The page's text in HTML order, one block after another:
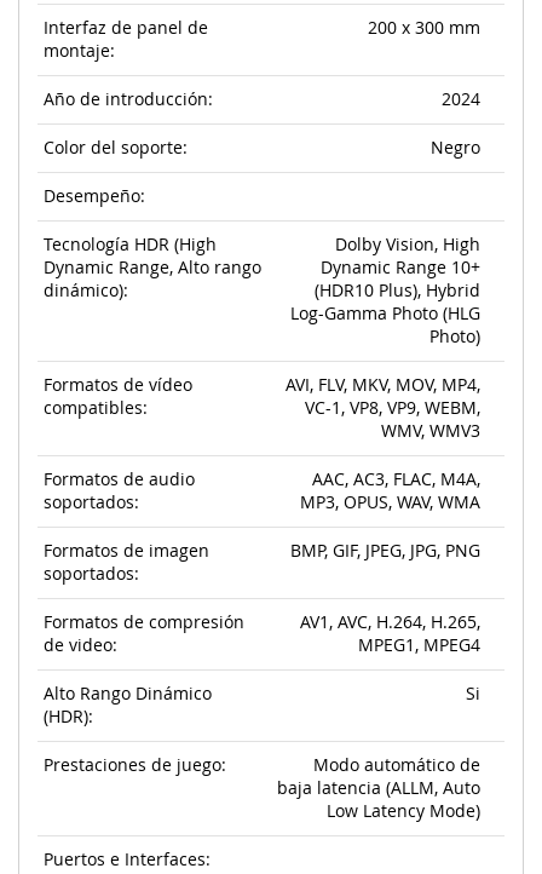
Interfaz de panel de
montaje:
200 x 300 mm
Año de introducción: 2024
Color del soporte: Negro
Desempeño:
Tecnología HDR (High
Dynamic Range, Alto rango
dinámico):
Dolby Vision, High
Dynamic Range 10+
(HDR10 Plus), Hybrid
Log-Gamma Photo (HLG
Photo)
Formatos de vídeo
compatibles:
AVI, FLV, MKV, MOV, MP4,
VC-1, VP8, VP9, WEBM,
WMV, WMV3
Formatos de audio
soportados:
AAC, AC3, FLAC, M4A,
MP3, OPUS, WAV, WMA
Formatos de imagen
soportados:
BMP, GIF, JPEG, JPG, PNG
Formatos de compresión
de video:
AV1, AVC, H.264, H.265,
MPEG1, MPEG4
Alto Rango Dinámico
(HDR):
Si
Prestaciones de juego:
Modo automático de
baja latencia (ALLM, Auto
Low Latency Mode)
Puertos e Interfaces: